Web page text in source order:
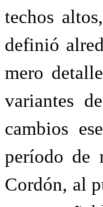
techos
definió
mero
variantes
cambios
período de
Cordón, al